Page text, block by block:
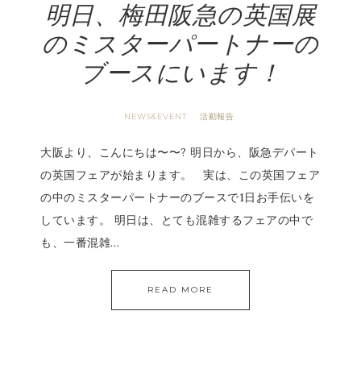
明日、梅田阪急の英国展
のミスターパートナーの
ブースにいます！
NEWS&EVENT · 活動報告
大阪より、こんにちは〜〜? 明日から、阪急デパート
の英国フェアが始まります。 実は、この英国フェア
の中のミスターパートナーのブースで1日お手伝いを
しています。 明日は、とても混雑するフェアの中で
も、一番混雑…
READ MORE